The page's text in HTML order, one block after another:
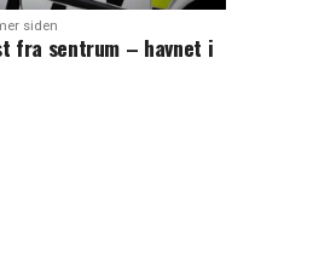
siden
fra sentrum – havnet i